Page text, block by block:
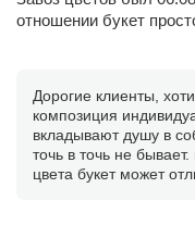
отношении букет
Дорогие клиенты,
композиция
вкладывают душу в
точь в точь не
цвета букет может